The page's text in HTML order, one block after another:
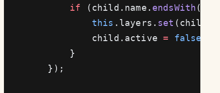
            if
(child.name. endsWith(
                this
.layers. set
                child.active
= false
            }
        });